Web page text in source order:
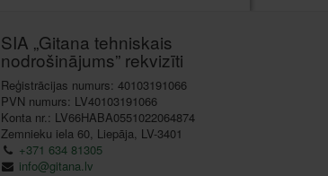
SIA „Gitana tehniskais
nodrošinājums” rekvizīti
Reģistrācijas numurs: 40103191066
PVN numurs: LV40103191066
Konta nr.: LV66HABA0551022064874
Zemnieku iela 60, Liepāja, LV-3401
+371 634 81305
info@gitana.lv